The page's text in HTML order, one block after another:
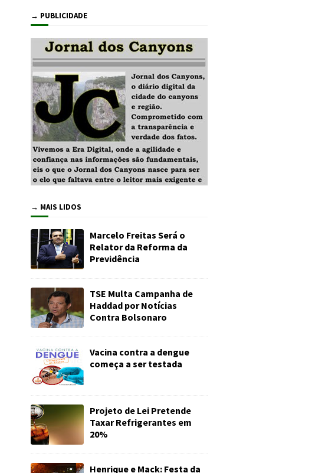
→ PUBLICIDADE
→ MAIS LIDOS
Marcelo Freitas Será o
Relator da Reforma da
Previdência
TSE Multa Campanha de
Haddad por Notícias
Contra Bolsonaro
Vacina contra a dengue
começa a ser testada
Projeto de Lei Pretende
Taxar Refrigerantes em
20%
Henrique e Mack: Festa da